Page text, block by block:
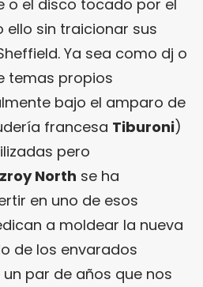
o el disco tocado por el
ello sin traicionar sus
Ya sea como dj o
temas propios
bajo el amparo de
francesa Tiburoni)
pero
North se ha
en uno de esos
a moldear la nueva
de los envarados
par de años que nos